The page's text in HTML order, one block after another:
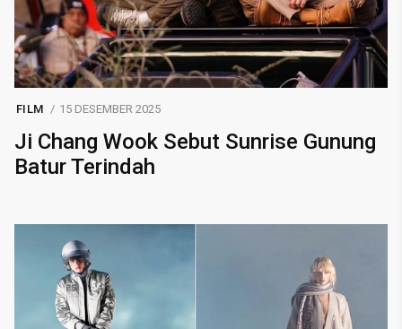
FILM 15 DESEMBER 2025
Ji Chang Wook Sebut Sunrise Gunung
Batur Terindah